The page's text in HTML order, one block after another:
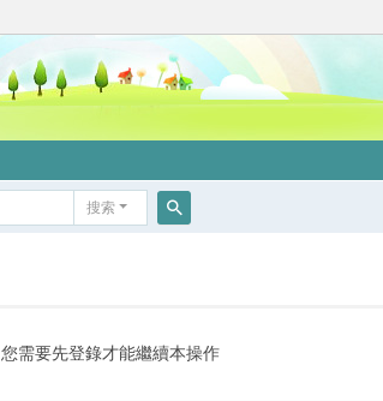
搜索
您需要先登錄才能繼續本操作